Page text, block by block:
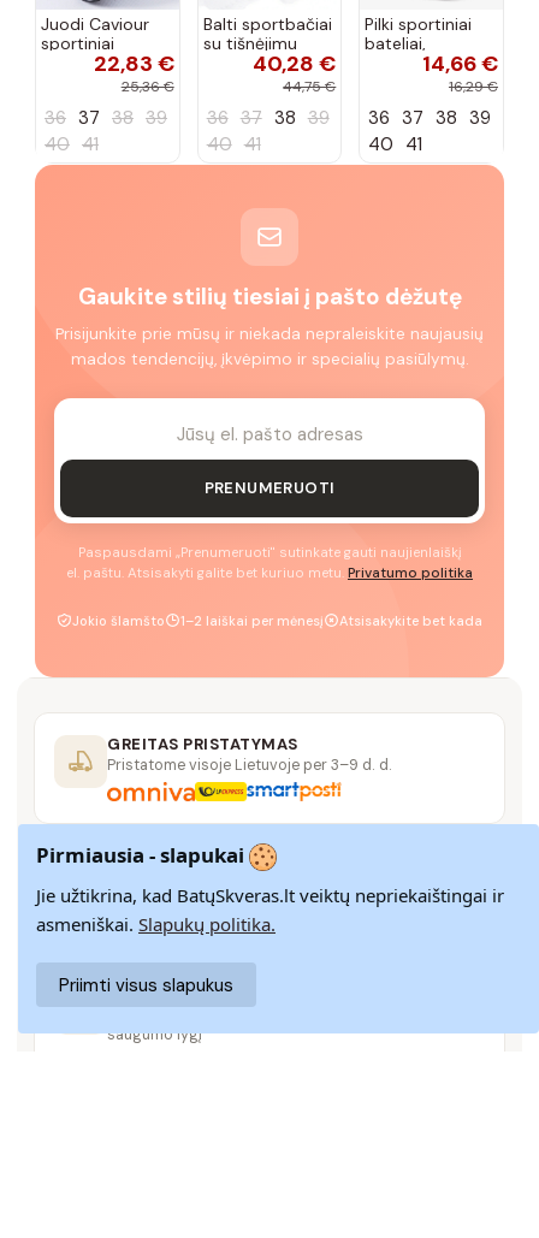
Juodi Caviour
sportiniai
sportbačiai22,83 €
25,36 €
36 37 38 39
40 41
Balti sportbačiai
su tišnėjimu
Peyton40,28 €
44,75 €
36 37 38 39
40 41
Pilki sportiniai
bateliai,
„Justice"14,66 €
16,29 €
36 37 38 39
40 41
Gaukite stilių tiesiai į pašto dėžutę
Prisijunkite prie mūsų ir niekada nepraleiskite naujausių
mados tendencijų, įkvėpimo ir specialių pasiūlymų.
PRENUMERUOTI
Paspausdami „Prenumeruoti" sutinkate gauti naujienlaiškį
el. paštu. Atsisakyti galite bet kuriuo metu. Privatumo politika
Jokio šlamšto 1–2 laiškai per mėnesį Atsisakykite bet kada
GREITAS PRISTATYMAS
Pristatome visoje Lietuvoje per 3–9 d. d.
14 DIENŲ GRĄŽINIMAS
Paprastas grąžinimas paštomatais su pinigų
grąžinimo garantija
SAUGUS MOKĖJIMAS
SSL šifravimas užtikrina aukščiausią jūsų duomenų
saugumo lygį
Pirmiausia - slapukai
Jie užtikrina, kad BatųSkveras.lt veiktų nepriekaištingai ir
asmeniškai. Slapukų politika.
Priimti visus slapukus